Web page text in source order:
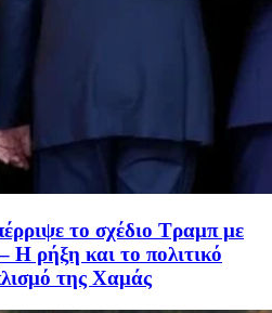
το σχέδιο Τραμπ με
Η ρήξη και το πολιτικό
της Χαμάς